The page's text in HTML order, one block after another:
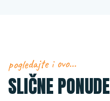
pogledajte i ovo…
SLIČNE PONUDE